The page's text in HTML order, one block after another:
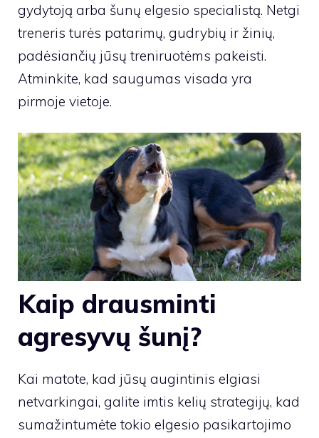
gydytoją arba šunų elgesio specialistą. Netgi
treneris turės patarimų, gudrybių ir žinių,
padėsiančių jūsų treniruotėms pakeisti.
Atminkite, kad saugumas visada yra
pirmoje vietoje.
Kaip drausminti
agresyvų šunį?
Kai matote, kad jūsų augintinis elgiasi
netvarkingai, galite imtis kelių strategijų, kad
sumažintumėte tokio elgesio pasikartojimo